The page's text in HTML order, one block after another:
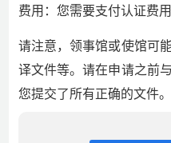
费用：您需要支付认证费用
请注意，领事馆或使馆可
译文件等。请在申请之前
您提交了所有正确的文件。